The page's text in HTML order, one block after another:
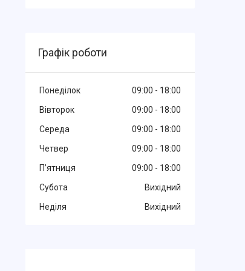
Графік роботи
Понеділок 09:00
18:00
Вівторок
09:00
18:00
Середа
09:00
18:00
Четвер
09:00
18:00
Пʼятниця
09:00
18:00
Субота
Вихідний
Неділя
Вихідний